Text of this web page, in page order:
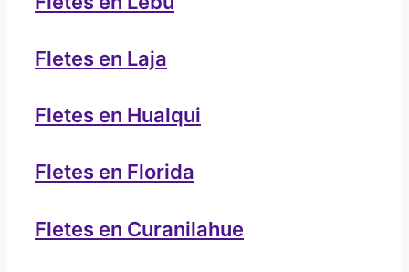
Fletes en Laja
Fletes en Hualqui
Fletes en Florida
Fletes en Curanilahue